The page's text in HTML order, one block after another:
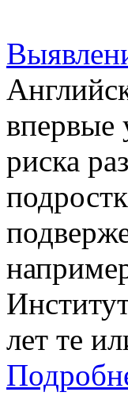
впервые
риска
лет те